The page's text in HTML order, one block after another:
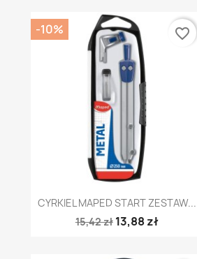
Szybki podgląd
CYRKIEL MAPED START ZESTAW...
15,42 zł 13,88 zł
-10% favorite_border